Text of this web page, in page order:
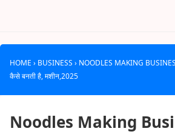
HOME › BUSINESS › NOODLES MAKING
कैसे बनती है, मशीन,2025
Noodles Making